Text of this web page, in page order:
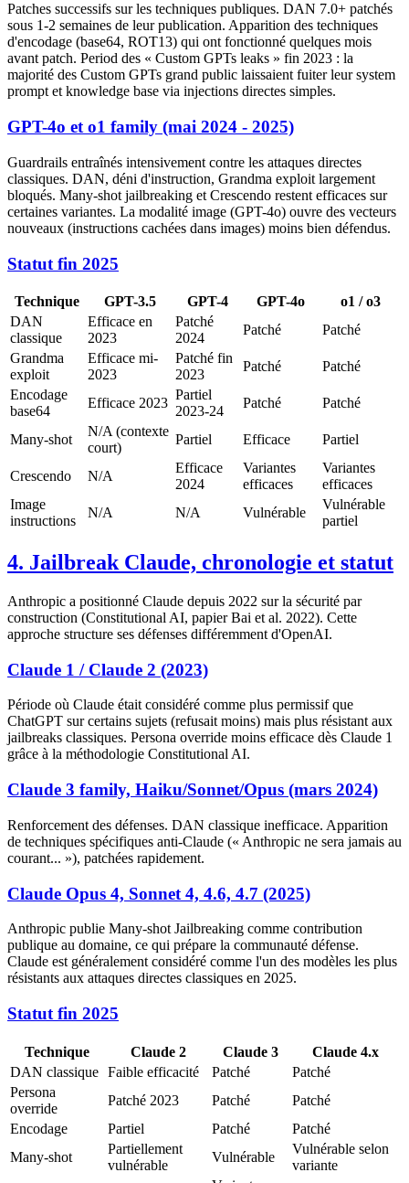
Patches successifs sur les techniques publiques. DAN 7.0+ patchés
sous 1-2 semaines de leur publication. Apparition des techniques
d'encodage (base64, ROT13) qui ont fonctionné quelques mois
avant patch. Period des « Custom GPTs leaks » fin 2023 : la
majorité des Custom GPTs grand public laissaient fuiter leur system
prompt et knowledge base via injections directes simples.
GPT-4o et o1 family (mai 2024 - 2025)
Guardrails entraînés intensivement contre les attaques directes
classiques. DAN, déni d'instruction, Grandma exploit largement
bloqués. Many-shot jailbreaking et Crescendo restent efficaces sur
certaines variantes. La modalité image (GPT-4o) ouvre des vecteurs
nouveaux (instructions cachées dans images) moins bien défendus.
Statut fin 2025
Technique GPT-3.5 GPT-4 GPT-4o
o1 / o3
DAN
classique
Efficace en
2023
Patché
2024
Patché
Patché
Grandma
exploit
Efficace mi-
2023
Patché fin
2023
Patché
Patché
Encodage
base64
Efficace 2023
Partiel
2023-24
Patché Patché
Many-shot
N/A (contexte
court)
Partiel Efficace Partiel
Crescendo N/A
Efficace
2024
Variantes
efficaces
Variantes
efficaces
Image
instructions
N/A N/A Vulnérable
Vulnérable
partiel
4. Jailbreak Claude, chronologie et statut
Anthropic a positionné Claude depuis 2022 sur la sécurité par
construction (Constitutional AI, papier Bai et al. 2022). Cette
approche structure ses défenses différemment d'OpenAI.
Claude 1 / Claude 2 (2023)
Période où Claude était considéré comme plus permissif que
ChatGPT sur certains sujets (refusait moins) mais plus résistant aux
jailbreaks classiques. Persona override moins efficace dès Claude 1
grâce à la méthodologie Constitutional AI.
Claude 3 family, Haiku/Sonnet/Opus (mars 2024)
Renforcement des défenses. DAN classique inefficace. Apparition
de techniques spécifiques anti-Claude (« Anthropic ne sera jamais au
courant... »), patchées rapidement.
Claude Opus 4, Sonnet 4, 4.6, 4.7 (2025)
Anthropic publie Many-shot Jailbreaking comme contribution
publique au domaine, ce qui prépare la communauté défense.
Claude est généralement considéré comme l'un des modèles les plus
résistants aux attaques directes classiques en 2025.
Statut fin 2025
Technique Claude 2 Claude 3
Claude 4.x
DAN classique Faible efficacité Patché
Patché
Persona
override
Patché 2023 Patché
Patché
Encodage
Partiel Patché
Patché
Many-shot
Partiellement
vulnérable
Vulnérable
Vulnérable selon
variante